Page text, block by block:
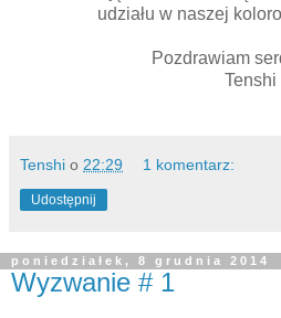
udziału w naszej
Pozdrawiam
Tenshi
Tenshi o 22:29 1 komentarz:
Udostępnij
poniedziałek, 8 grudnia 2014
Wyzwanie # 1